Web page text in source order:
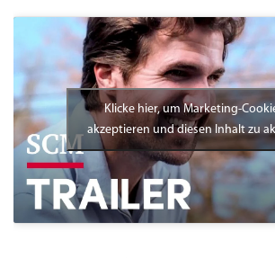
Klicke hier, um Marketing-
akzeptieren und diesen Inhalt zu